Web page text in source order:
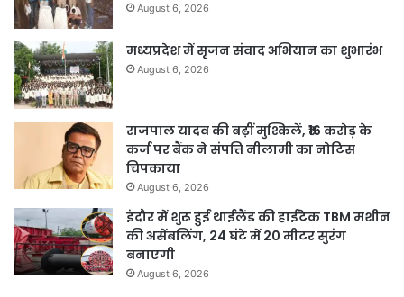
August 6, 2026
मध्यप्रदेश में सृजन संवाद अभियान का शुभारंभ
August 6, 2026
राजपाल यादव की बढ़ीं मुश्किलें, ₹16 करोड़ के
कर्ज पर बैंक ने संपत्ति नीलामी का नोटिस
चिपकाया
August 6, 2026
इंदौर में शुरू हुई थाईलैंड की हाईटेक TBM मशीन
की असेंबलिंग, 24 घंटे में 20 मीटर सुरंग
बनाएगी
August 6, 2026